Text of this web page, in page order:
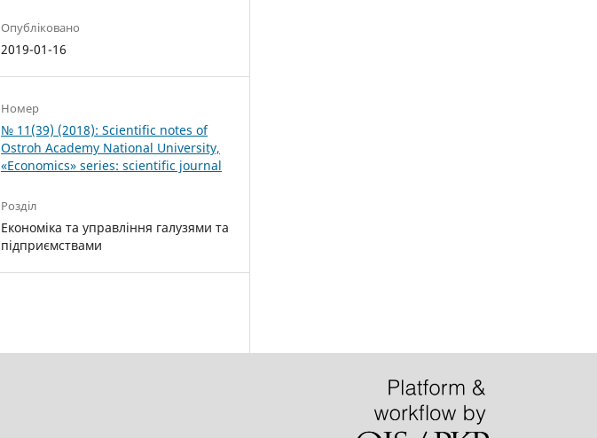
Опубліковано
2019-01-16
Номер
№ 11(39) (2018): Scientific notes of
Ostroh Academy National University,
«Economics» series: scientific journal
Розділ
Економіка та управління галузями та
підприємствами